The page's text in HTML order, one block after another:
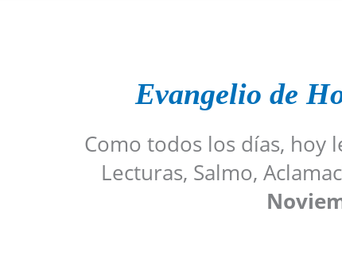
Evangelio de
Como todos los días, hoy
Lecturas, Salmo,